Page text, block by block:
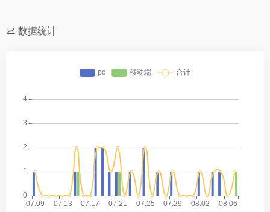
数据统计